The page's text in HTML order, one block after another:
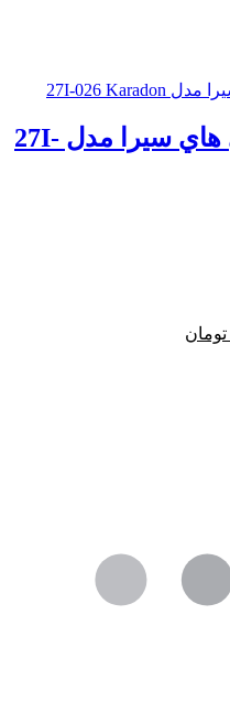
کوله پشتي 30 ليتري هاي سيرا مدل 27I-
تومان